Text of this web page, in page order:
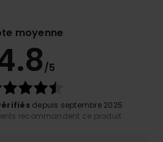
moyenne
/5
depuis septembre 2025
recommandent ce produit